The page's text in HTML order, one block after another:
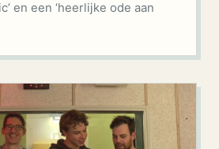
en een ‘heerlijke ode aan